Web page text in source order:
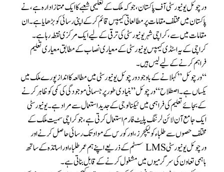
ورچوئل یونیورسٹی آف پاکستان، جو کہ ملک کے تعلیمی شعبے کا ایک ممتاز ادارہ ہے، نے
پاکستان میں مختلف مقامات پر مطالعاتی کیمپس قائم کرکے اپنی رسائی کو بڑھایا ہے۔ ان
مقامات میں سے، کراچی شہر یونیورسٹی کی ترقی کے لیے ایک مرکزی نقطہ رہا ہے۔
کراچی کے یہ اسٹڈی کیمپس یونیورسٹی کے معیاری نصاب کے مطابق معیاری تعلیم
فراہم کرنے کے لیے لیس ہیں۔
“ورچوئل” کہلانے کے باوجود ورچوئل یونیورسٹی میں مطالعہ کا انداز پورے ملک میں
یکساں ہے۔ اصطلاح “ورچوئل” بنیادی طور پر جسمانی موجودگی کی کمی کو ظاہر کرنے
کے بجائے تعلیم کی فراہمی میں ٹیکنالوجی کے جدید استعمال سے مراد ہے۔ یونیورسٹی
ایک جامع آن لائن لرننگ پلیٹ فارم استعمال کرتی ہے، جو کراچی سمیت ملک کے
مختلف حصوں سے طلباء کو لیکچرز، اور کورس کے مواد تک رسائی حاصل کرنے اور
ورچوئل یونیورسٹی LMS سسٹم کے ذریعے اپنے ہم عمر طلباء اور اساتذہ کے ساتھ
باہمی تعاون کی سرگرمیوں میں مشغول کرنے کے قابل بناتی ہے۔